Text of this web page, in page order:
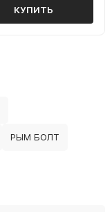
КУПИТЬ
РЫМ БОЛТ